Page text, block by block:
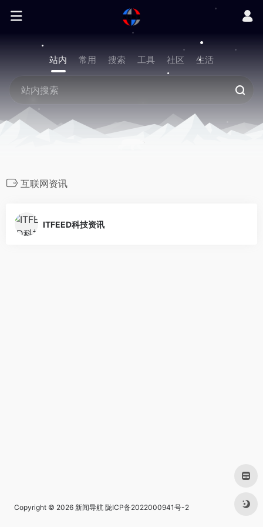
站内 常用 搜索 工具 社区 生活
互联网资讯
ITFEED科技资讯
Copyright © 2026 新闻导航 陇ICP备2022000941号-2